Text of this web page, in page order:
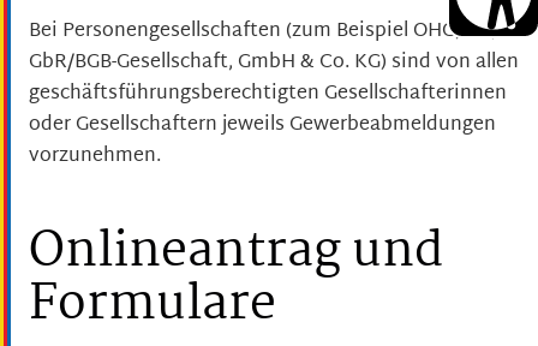
Bei Personengesellschaften (zum Beispiel OHG, KG,
GbR/BGB-Gesellschaft, GmbH & Co. KG) sind von allen
geschäftsführungsberechtigten Gesellschafterinnen
oder Gesellschaftern jeweils Gewerbeabmeldungen
vorzunehmen.
Onlineantrag und
Formulare